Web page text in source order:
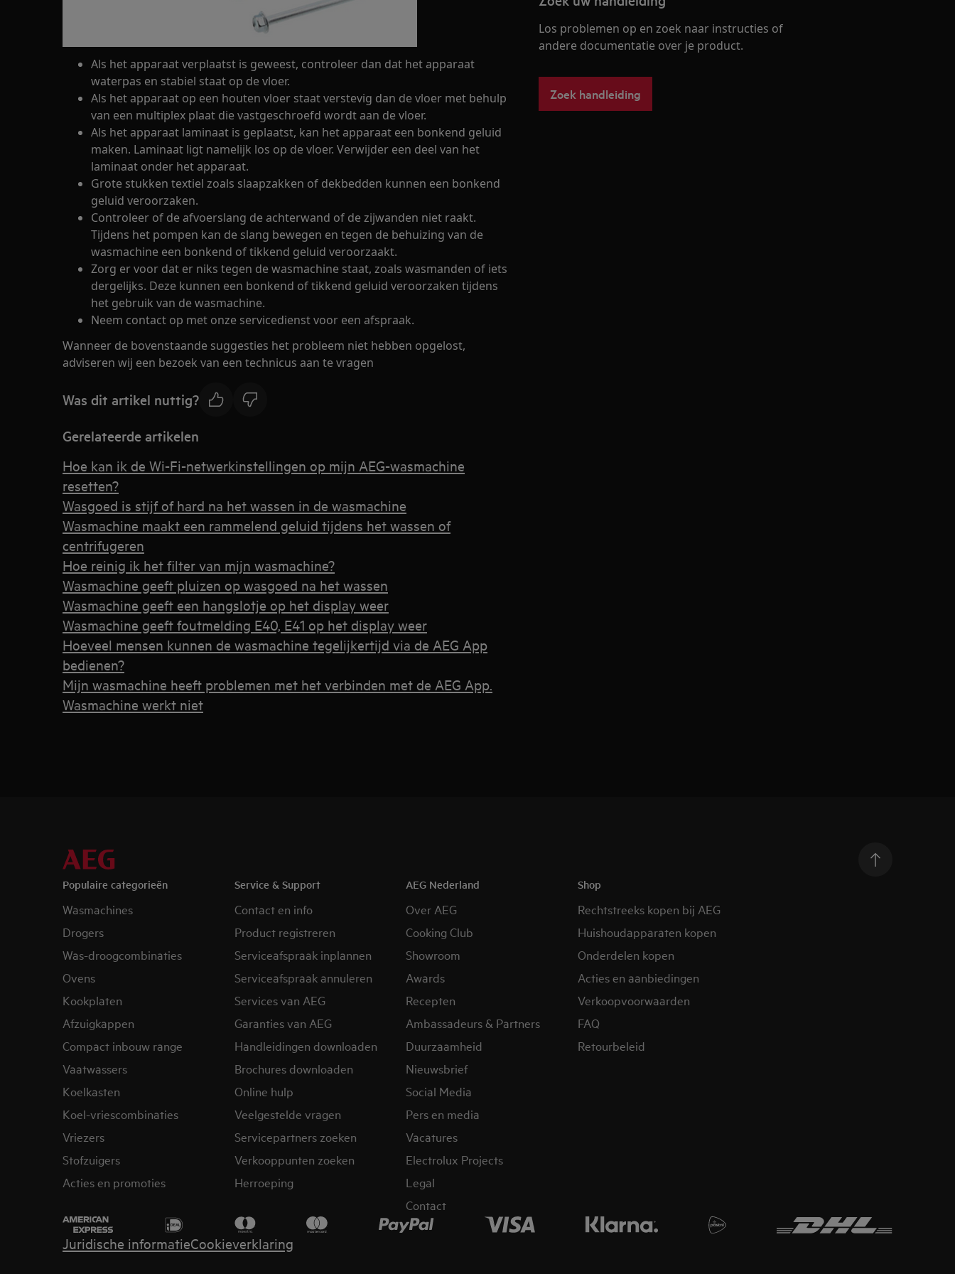
Als het apparaat verplaatst is geweest, controleer dan dat het apparaat
waterpas en stabiel staat op de vloer.
Als het apparaat op een houten vloer staat verstevig dan de vloer met behulp
van een multiplex plaat die vastgeschroefd wordt aan de vloer.
Als het apparaat laminaat is geplaatst, kan het apparaat een bonkend geluid
maken. Laminaat ligt namelijk los op de vloer. Verwijder een deel van het
laminaat onder het apparaat.
Grote stukken textiel zoals slaapzakken of dekbedden kunnen een bonkend
geluid veroorzaken.
Controleer of de afvoerslang de achterwand of de zijwanden niet raakt.
Tijdens het pompen kan de slang bewegen en tegen de behuizing van de
wasmachine een bonkend of tikkend geluid veroorzaakt.
Zorg er voor dat er niks tegen de wasmachine staat, zoals wasmanden of iets
dergelijks. Deze kunnen een bonkend of tikkend geluid veroorzaken tijdens
het gebruik van de wasmachine.
Neem contact op met onze servicedienst voor een afspraak.
Wanneer de bovenstaande suggesties het probleem niet hebben opgelost,
adviseren wij een bezoek van een technicus aan te vragen
Was dit artikel nuttig?
Gerelateerde artikelen
Hoe kan ik de Wi-Fi-netwerkinstellingen op mijn AEG-wasmachine
resetten?
Wasgoed is stijf of hard na het wassen in de wasmachine
Wasmachine maakt een rammelend geluid tijdens het wassen of
centrifugeren
Hoe reinig ik het filter van mijn wasmachine?
Wasmachine geeft pluizen op wasgoed na het wassen
Wasmachine geeft een hangslotje op het display weer
Wasmachine geeft foutmelding E40, E41 op het display weer
Hoeveel mensen kunnen de wasmachine tegelijkertijd via de AEG App
bedienen?
Mijn wasmachine heeft problemen met het verbinden met de AEG App.
Wasmachine werkt niet
Los problemen op en zoek naar instructies of
andere documentatie over je product.
Zoek handleiding
Populaire categorieën
Wasmachines
Drogers
Was-droogcombinaties
Ovens
Kookplaten
Afzuigkappen
Compact inbouw range
Vaatwassers
Koelkasten
Koel-vriescombinaties
Vriezers
Stofzuigers
Acties en promoties
Service & Support
Contact en info
Product registreren
Serviceafspraak inplannen
Serviceafspraak annuleren
Services van AEG
Garanties van AEG
Handleidingen downloaden
Brochures downloaden
Online hulp
Veelgestelde vragen
Servicepartners zoeken
Verkooppunten zoeken
Herroeping
AEG Nederland
Over AEG
Cooking Club
Showroom
Awards
Recepten
Ambassadeurs & Partners
Duurzaamheid
Nieuwsbrief
Social Media
Pers en media
Vacatures
Electrolux Projects
Legal
Contact
Shop
Rechtstreeks kopen bij AEG
Huishoudapparaten kopen
Onderdelen kopen
Acties en aanbiedingen
Verkoopvoorwaarden
FAQ
Retourbeleid
Juridische informatieCookieverklaring